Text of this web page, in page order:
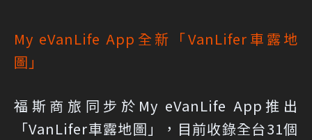
My eVanLife App全新「VanLifer車露地
圖」
福斯商旅同步於My eVanLife App推出
「VanLifer車露地圖」，目前收錄全台31個